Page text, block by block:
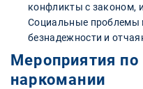
конфликты с законом,
Социальные проблемы
безнадежности и
Мероприятия
наркомании